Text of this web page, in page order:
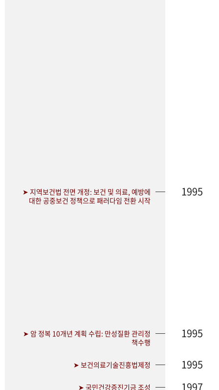
➤ 지역보건법 전면 개정: 보건 및 의료, 예방에
대한 공중보건 정책으로 패러다임 전환 시작
1995
➤ 암 정복 10개년 계획 수립: 만성질환 관리정
책수행
1995
➤ 보건의료기술진흥법제정 1995
➤ 국민건강증진기금 조성 1997